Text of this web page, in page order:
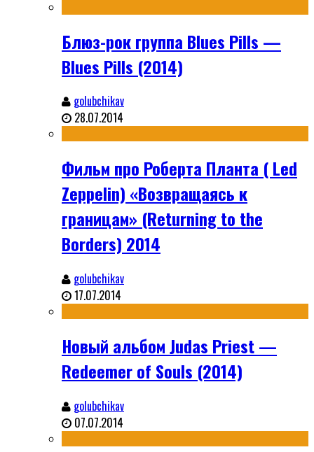
Блюз-рок группа Blues Pills —
Blues Pills (2014)
golubchikav
28.07.2014
Фильм про Роберта Планта ( Led
Zeppelin) «Возвращаясь к
границам» (Returning to the
Borders) 2014
golubchikav
17.07.2014
Новый альбом Judas Priest —
Redeemer of Souls (2014)
golubchikav
07.07.2014